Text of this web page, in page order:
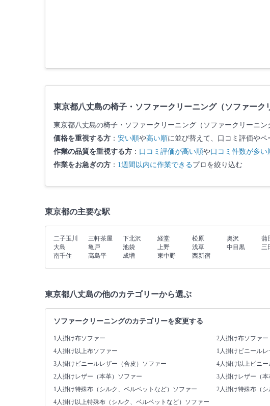
東京都八丈島の椅子・ソファークリーニング（ソファーク
東京都八丈島の椅子・ソファークリーニング（ソファークリーニ
価格を重視する方 ： 安い順や高い順に並び替えて、口コミ評価や
作業の品質を重視する方 ： 口コミ評価が高い順や口コミ件数が多い
作業をお急ぎの方 ： 1週間以内に作業できるプロを絞り込む
東京都の主要な駅
二子玉川 三軒茶屋 下北沢 経堂 松原 奥沢 蒲
大島
亀戸 池袋 上野 浅草 中目黒 三
南千住
高島平 成増 東中野 西新宿
東京都八丈島の他のカテゴリーから選ぶ
ソファークリーニングのカテゴリーを変更する
1人掛け布ソファー 2人掛け布ソファー
4人掛け以上布ソファー
1人掛けビニール
3人掛けビニールレザー（合皮）ソファー
4人掛け以上ビニ
2人掛けレザー（本革）ソファー
3人掛けレザー（
1人掛け特殊布（シルク、ベルベットなど）ソファー
2人掛け特殊布（
4人掛け以上特殊布（シルク、ベルベットなど）ソファー